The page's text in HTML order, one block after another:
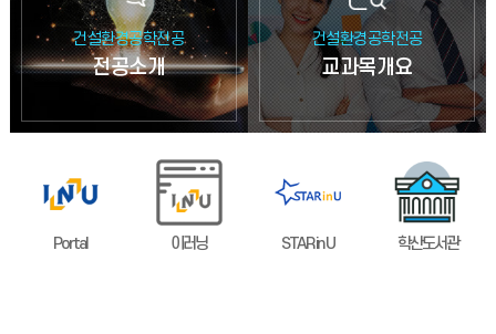
건설환경공학전공
전공소개
건설환경공학전공
교과목개요
Portal 이러닝 STAR in U 학산도서관